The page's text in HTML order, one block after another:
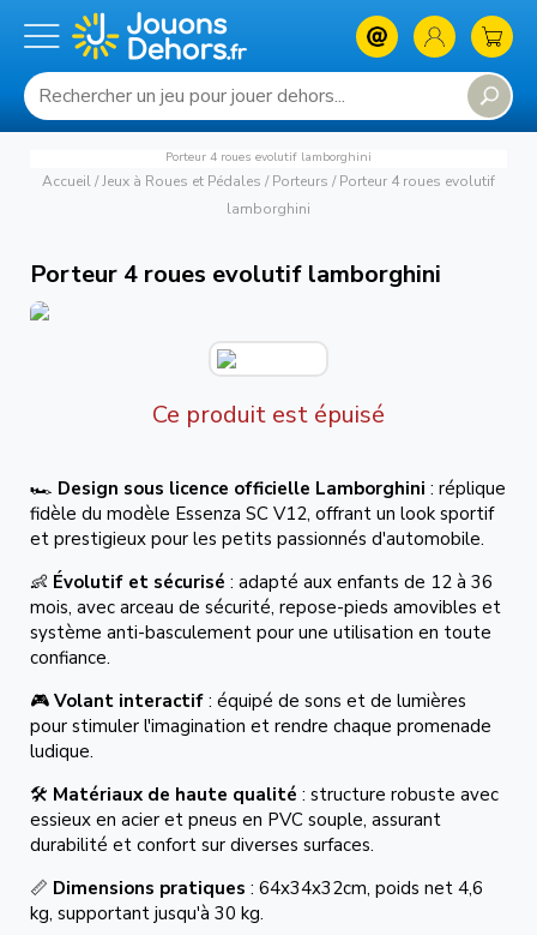
Porteur 4 roues evolutif lamborghini
Accueil/Jeux à Roues et Pédales / Porteurs / Porteur 4 roues evolutif
lamborghini
Porteur 4 roues evolutif lamborghini
Ce produit est épuisé
🏎️ Design sous licence officielle Lamborghini : réplique
fidèle du modèle Essenza SC V12, offrant un look sportif
et prestigieux pour les petits passionnés d'automobile.
👶 Évolutif et sécurisé : adapté aux enfants de 12 à 36
mois, avec arceau de sécurité, repose-pieds amovibles et
système anti-basculement pour une utilisation en toute
confiance.
🎮 Volant interactif : équipé de sons et de lumières
pour stimuler l'imagination et rendre chaque promenade
ludique.
🛠️ Matériaux de haute qualité : structure robuste avec
essieux en acier et pneus en PVC souple, assurant
durabilité et confort sur diverses surfaces.
📏 Dimensions pratiques : 64x34x32cm, poids net 4,6
kg, supportant jusqu'à 30 kg.